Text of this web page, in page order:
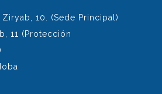
10. (Sede Principal)
11 (Protección